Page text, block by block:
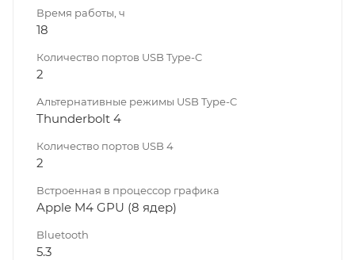
Время работы, ч
18
Количество портов USB Type-C
2
Альтернативные режимы USB Type-C
Thunderbolt 4
Количество портов USB 4
2
Встроенная в процессор графика
Apple M4 GPU (8 ядер)
Bluetooth
5.3